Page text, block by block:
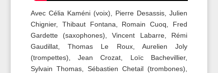
Avec Célia Kaméni (voix), Pierre Desassis, Julien
Chignier, Thibaut Fontana, Romain Cuoq, Fred
Gardette (saxophones), Vincent Labarre, Rémi
Gaudillat, Thomas Le Roux, Aurelien Joly
(trompettes), Jean Crozat, Loïc Bachevillier,
Sylvain Thomas, Sébastien Chetail (trombones),